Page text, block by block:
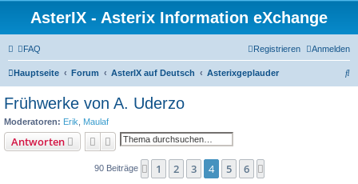
AsterIX - Asterix Information eXchange
FAQ Anmelden
Registrieren
Hauptseite Forum AsterIX auf Deutsch Asterixgeplauder
S
Frühwerke von A. Uderzo
Moderatoren: Erik Maulaf
Antworten SucheErweiterte Suche
90 Beiträge Vorherige
1 2 3 4 5 6